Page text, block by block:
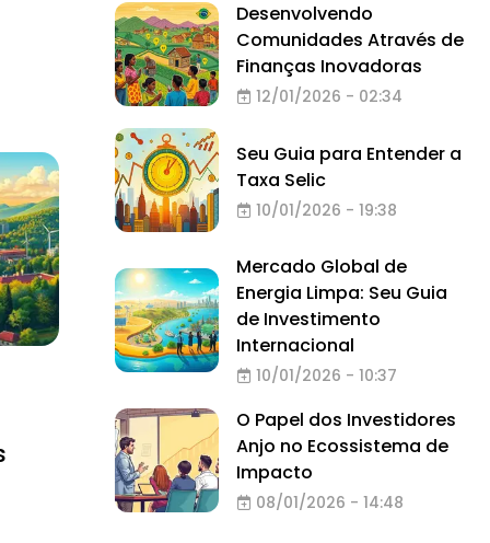
Desenvolvendo
Comunidades Através de
Finanças Inovadoras
12/01/2026 - 02:34
Seu Guia para Entender a
Taxa Selic
10/01/2026 - 19:38
Mercado Global de
Energia Limpa: Seu Guia
de Investimento
Internacional
10/01/2026 - 10:37
O Papel dos Investidores
Anjo no Ecossistema de
Impacto
08/01/2026 - 14:48